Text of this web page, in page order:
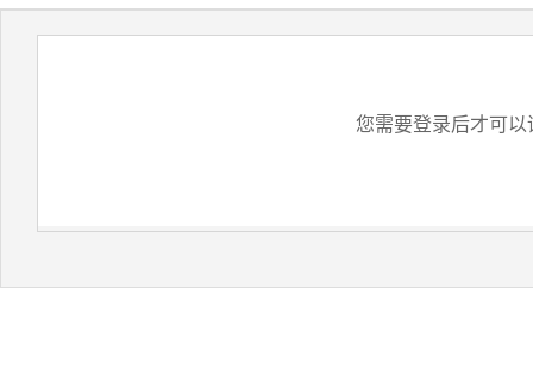
您需要登录后才可以